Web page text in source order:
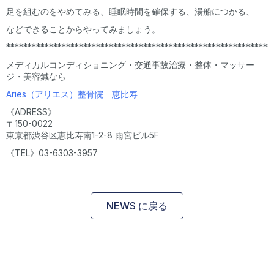
足を組むのをやめてみる、睡眠時間を確保する、湯船につかる、
などできることからやってみましょう。
メディカルコンディショニング・交通事故治療・整体・マッサー
ジ・美容鍼なら
Aries（アリエス）整骨院 恵比寿
《ADRESS》
〒150-0022
東京都渋谷区恵比寿南1-2-8 雨宮ビル5F
《TEL》03-6303-3957
NEWS に戻る